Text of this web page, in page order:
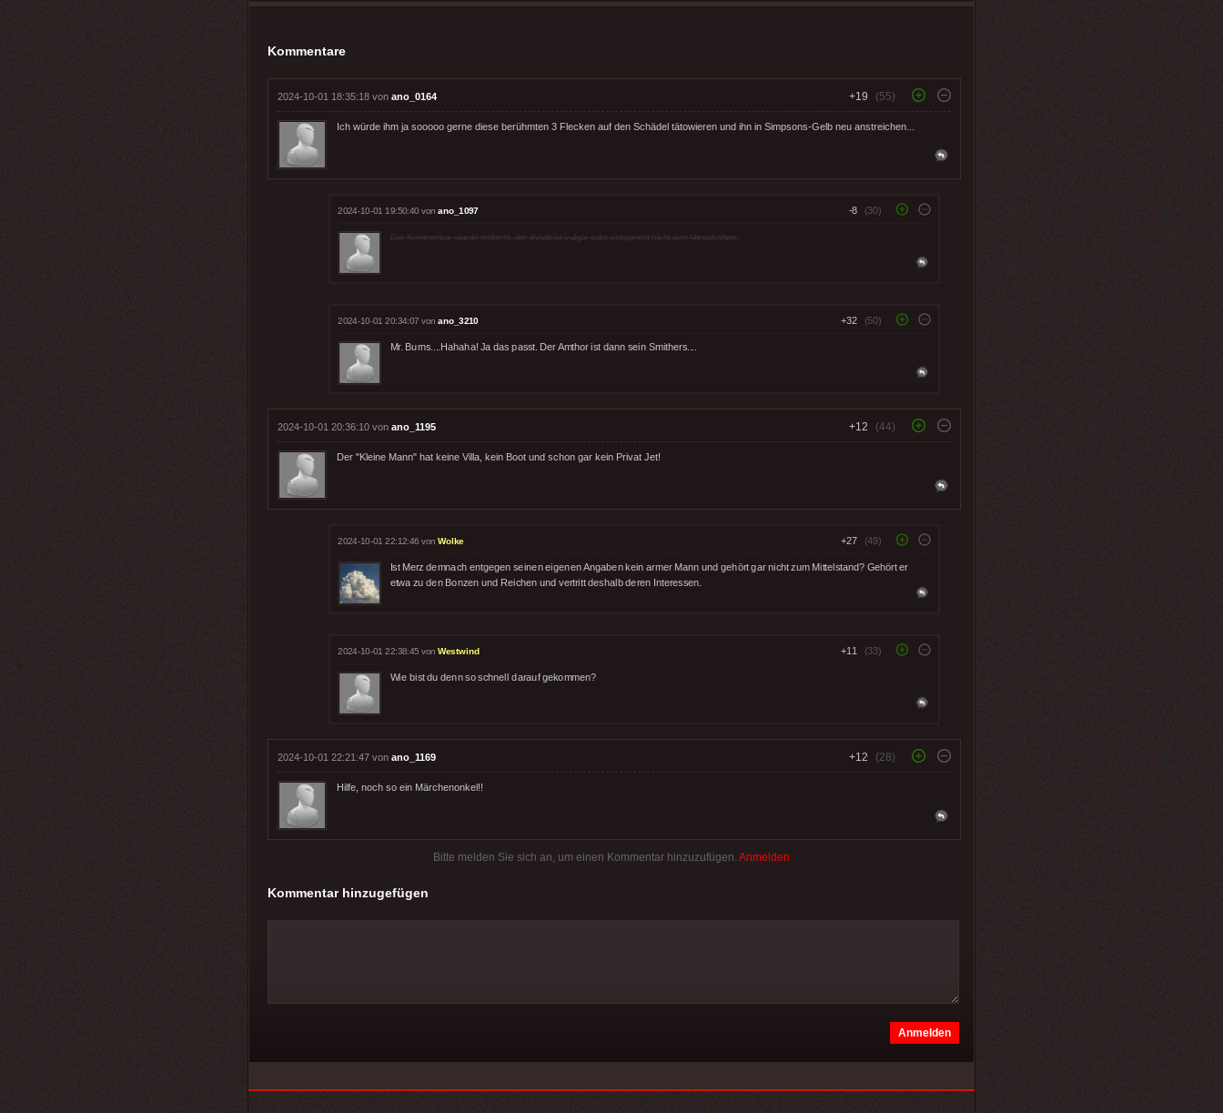
Kommentare
2024-10-01 18:35:18 von ano_0164 +19 (55)
Ich würde ihm ja sooooo gerne diese berühmten 3 Flecken auf den Schädel tätowieren und ihn in Simpsons-Gelb neu anstreichen...
2024-10-01 19:50:40 vonano_1097 -8 (30)
Der Kommentar wurde entfernt, der Inhalt ist vulgär oder entspricht nicht den Vorschriften.
2024-10-01 20:34:07 vonano_3210 +32 (50)
Mr. Burns....Hahaha! Ja das passt. Der Amthor ist dann sein Smithers....
2024-10-01 20:36:10 von ano_1195 +12 (44)
Der "Kleine Mann" hat keine Villa, kein Boot und schon gar kein Privat Jet!
2024-10-01 22:12:46 vonWolke +27 (49)
Ist Merz demnach entgegen seinen eigenen Angaben kein armer Mann und gehört gar nicht zum Mittelstand? Gehört er
etwa zu den Bonzen und Reichen und vertritt deshalb deren Interessen.
2024-10-01 22:38:45 vonWestwind +11 (33)
Wie bist du denn so schnell darauf gekommen?
2024-10-01 22:21:47 von ano_1169 +12 (28)
Hilfe, noch so ein Märchenonkel!!
Bitte melden Sie sich an, um einen Kommentar hinzuzufügen. Anmelden
Kommentar hinzugefügen